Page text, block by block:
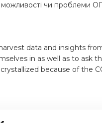
чи проблеми
data and insights
in as well as to ask
because of the